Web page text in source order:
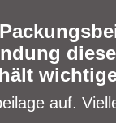
auf.